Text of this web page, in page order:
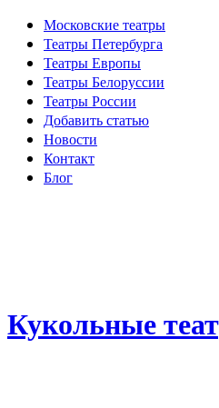
Московские театры
Театры Петербурга
Театры Европы
Театры Белоруссии
Театры России
Добавить статью
Новости
Контакт
Блог
Кукольные